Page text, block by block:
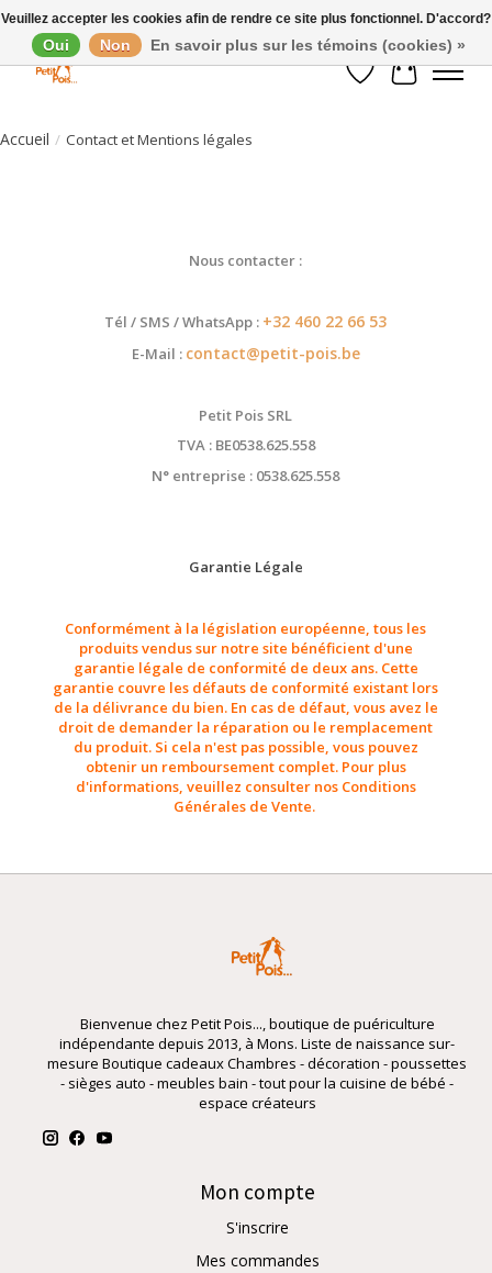
Liste de souhaits
Panier
Accueil / Contact et Mentions légales
Nous contacter :
Tél / SMS / WhatsApp : +32 460 22 66 53
E-Mail : contact@petit-pois.be
Petit Pois SRL
TVA : BE0538.625.558
N° entreprise : 0538.625.558
Garantie Légale
Conformément à la législation européenne, tous les
produits vendus sur notre site bénéficient d'une
garantie légale de conformité de deux ans. Cette
garantie couvre les défauts de conformité existant lors
de la délivrance du bien. En cas de défaut, vous avez le
droit de demander la réparation ou le remplacement
du produit. Si cela n'est pas possible, vous pouvez
obtenir un remboursement complet. Pour plus
d'informations, veuillez consulter nos Conditions
Générales de Vente.
Bienvenue chez Petit Pois..., boutique de puériculture
indépendante depuis 2013, à Mons. Liste de naissance sur-
mesure Boutique cadeaux Chambres - décoration - poussettes
- sièges auto - meubles bain - tout pour la cuisine de bébé -
espace créateurs
Mon compte
S'inscrire
Mes commandes
Veuillez accepter les cookies afin de rendre ce site plus fonctionnel. D'accord?
Oui Non En savoir plus sur les témoins (cookies) »